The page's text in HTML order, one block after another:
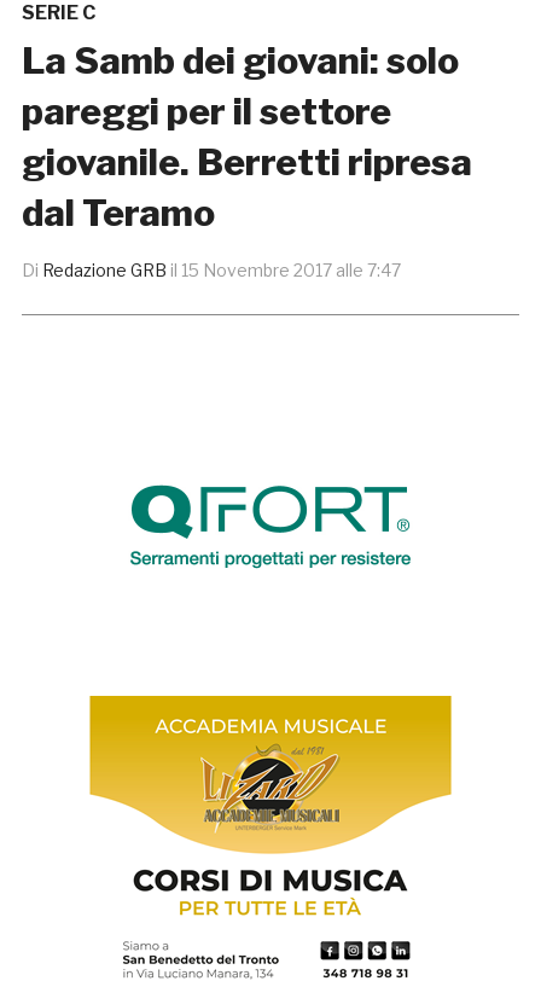
SERIE C
La Samb dei giovani: solo
pareggi per il settore
giovanile. Berretti ripresa
dal Teramo
Di Redazione GRB il 15 Novembre 2017 alle 7:47